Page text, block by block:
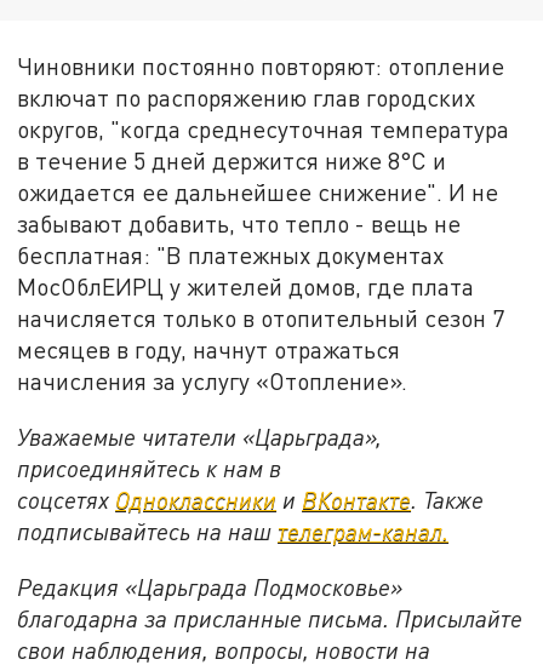
Чиновники постоянно повторяют: отопление
включат по распоряжению глав городских
округов, "когда среднесуточная температура
в течение 5 дней держится ниже 8°С и
ожидается ее дальнейшее снижение". И не
забывают добавить, что тепло - вещь не
бесплатная: "В платежных документах
МосОблЕИРЦ у жителей домов, где плата
начисляется только в отопительный сезон 7
месяцев в году, начнут отражаться
начисления за услугу «Отопление».
Уважаемые читатели «Царьграда»,
присоединяйтесь к нам в
соцсетях Одноклассники и ВКонтакте. Также
подписывайтесь на наш телеграм-канал.
Редакция «Царьграда Подмосковье»
благодарна за присланные письма. Присылайте
свои наблюдения, вопросы, новости на